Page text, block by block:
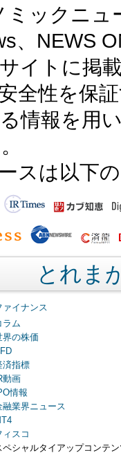
ミックニ
、NEWS
イトに掲
全性を保
情報を用
スは以下
とれま
ァイナンス
ラム
界の株価
済指標
動画
情報
融業界ニュース
ィスコ
ペシャルタイアップコンテ